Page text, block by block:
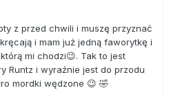
z przed chwili i muszę przyznać
i mam już jedną faworytkę i
mi chodzi😉. Tak to jest
Runtz i wyraźnie jest do przodu
mordki wędzone 😉 🤣